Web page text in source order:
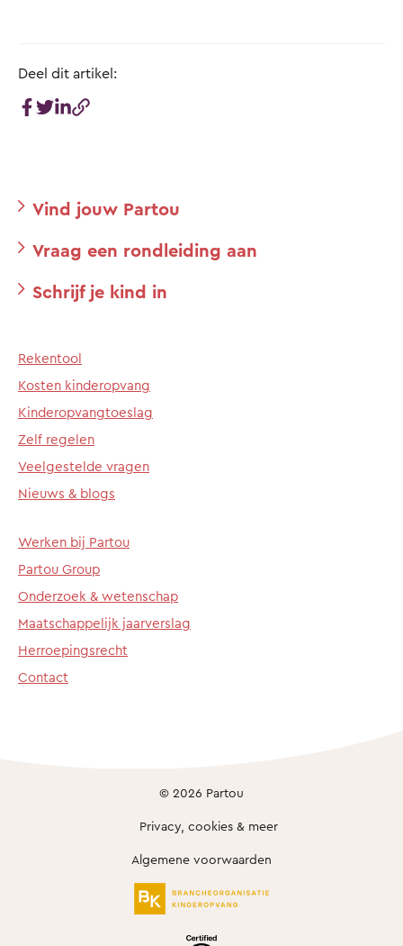
Deel dit artikel:
Vind jouw Partou
Vraag een rondleiding aan
Schrijf je kind in
Rekentool
Kosten kinderopvang
Kinderopvangtoeslag
Zelf regelen
Veelgestelde vragen
Nieuws & blogs
Werken bij Partou
Partou Group
Onderzoek & wetenschap
Maatschappelijk jaarverslag
Herroepingsrecht
Contact
© 2026 Partou
Privacy, cookies & meer
Algemene voorwaarden